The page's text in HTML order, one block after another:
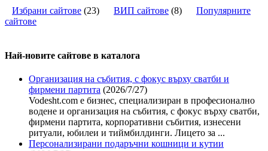
Избрани сайтове (23) ВИП сайтове (8) Популярните
сайтове
Най-новите сайтoве в каталога
Организация на събития, с фокус върху сватби и
фирмени партита (2026/7/27)
Vodesht.com е бизнес, специализиран в професионално
водене и организация на събития, с фокус върху сватби,
фирмени партита, корпоративни събития, изнесени
ритуали, юбилеи и тиймбилдинги. Лицето за ...
Персонализирани подаръчни кошници и кутии